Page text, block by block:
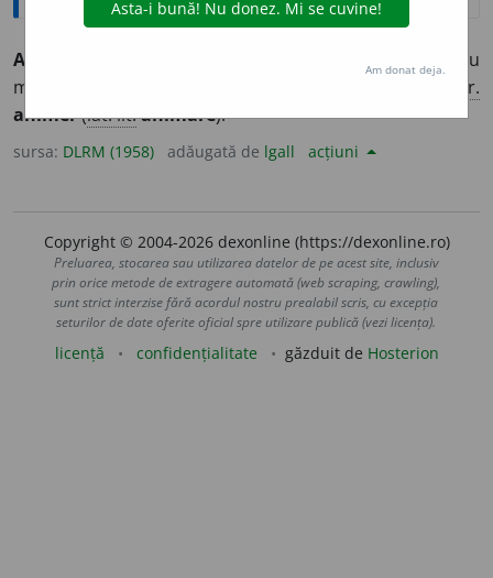
ANIM
A (se) face mai activ sau
mai expresiv; a (se) însufleți. [
Fr.
animer(lat. lit.animare).
sursa: DLRM (1958) adăugată de lgall acțiuni
Copyright © 2004-2026 dexonline (https://dexonline.ro)
Preluarea, stocarea sau utilizarea datelor de pe acest site, inclusiv
prin orice metode de extragere automată (web scraping, crawling),
sunt strict interzise fără acordul nostru prealabil scris, cu excepția
seturilor de date oferite oficial spre utilizare publică (vezi licența).
licență confidențialitate găzduit de Hosterion
Am donat deja.